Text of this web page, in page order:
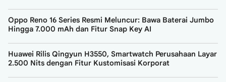
Oppo Reno 16 Series Resmi Meluncur: Bawa Baterai Jumbo
Hingga 7.000 mAh dan Fitur Snap Key AI
Huawei Rilis Qingyun H3550, Smartwatch Perusahaan Layar
2.500 Nits dengan Fitur Kustomisasi Korporat